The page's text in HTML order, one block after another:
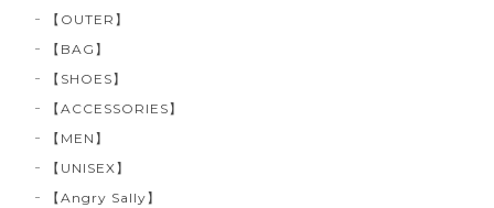
【OUTER】
【BAG】
【SHOES】
【ACCESSORIES】
【MEN】
【UNISEX】
【Angry Sally】